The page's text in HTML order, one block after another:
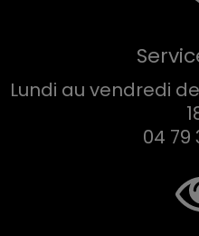
Lundi au vendredi
04 79